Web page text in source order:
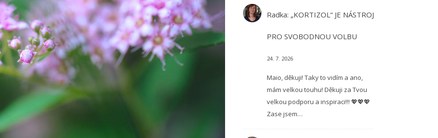
Radka: „KORTIZOL“ JE NÁSTROJ
PRO SVOBODNOU VOLBU
24. 7. 2026
Maio, děkuji! Taky to vidím a ano,
mám velkou touhu! Děkuji za Tvou
velkou podporu a inspiraci!!! 💖💖💖
Zase jsem…